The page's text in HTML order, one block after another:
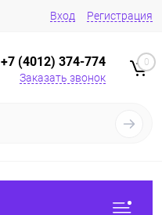
Вход Регистрация
+7 (4012) 374-774
Заказать звонок
0